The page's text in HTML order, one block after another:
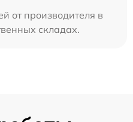
от производителя в
складах.